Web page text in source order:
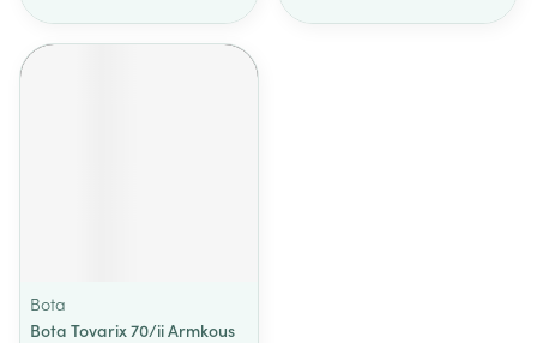
Bota
Bota Tovarix 70/ii Armkous